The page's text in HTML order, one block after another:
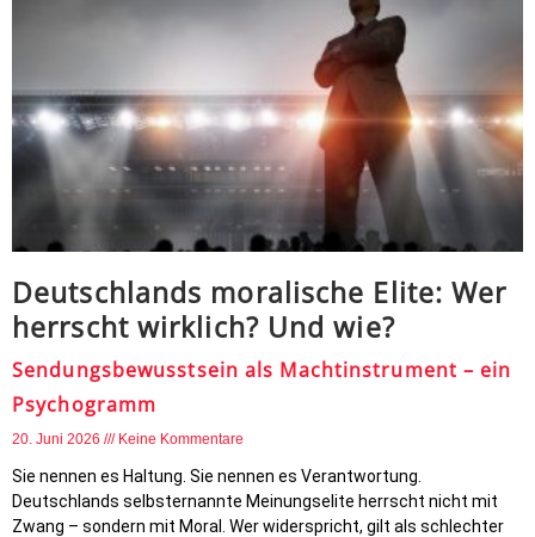
Deutschlands moralische Elite: Wer
herrscht wirklich? Und wie?
Sendungsbewusstsein als Machtinstrument – ein
Psychogramm
20. Juni 2026 Keine Kommentare
Sie nennen es Haltung. Sie nennen es Verantwortung.
Deutschlands selbsternannte Meinungselite herrscht nicht mit
Zwang – sondern mit Moral. Wer widerspricht, gilt als schlechter